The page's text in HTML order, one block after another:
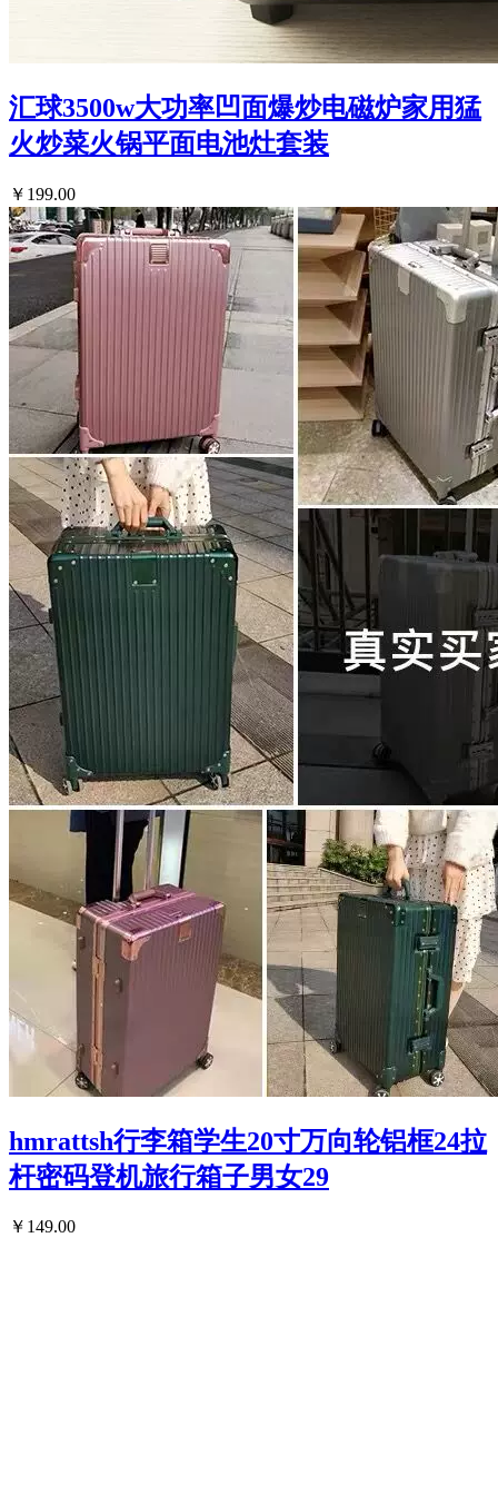
汇球3500w大功率凹面爆炒电磁炉家用猛
火炒菜火锅平面电池灶套装
￥199.00
hmrattsh行李箱学生20寸万向轮铝框24拉
杆密码登机旅行箱子男女29
￥149.00